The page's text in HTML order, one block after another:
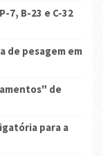
7, B-23 e C-32
de pesagem em
de
para a